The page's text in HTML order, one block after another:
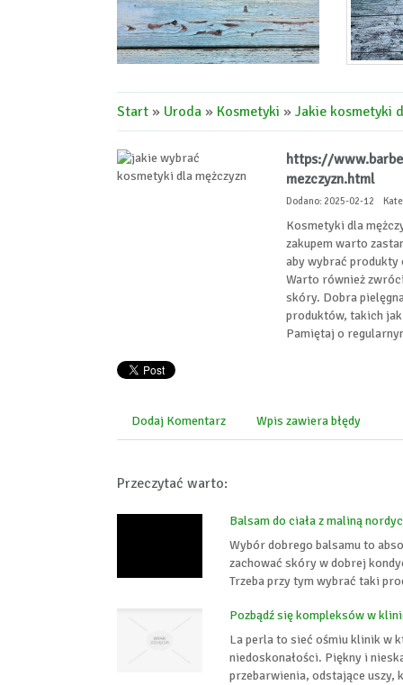
Start » Uroda » Kosmetyki » Jakie kosmetyki
https://
mezczyzn.html
Dodano: 2025-02-12
Kosmetyki dla
zakupem warto
aby wybrać produkty
Warto również
skóry. Dobra
produktów, takich
Pamiętaj o
Dodaj Komentarz Wpis zawiera błędy
Przeczytać warto:
Balsam do ciała z maliną
Wybór dobrego balsamu to
zachować skóry w dobrej
Trzeba przy tym wybrać taki
Pozbądź się kompleksów w
La perla to sieć ośmiu klinik w
niedoskonałości. Piękny i
przebarwienia, odstające uszy,